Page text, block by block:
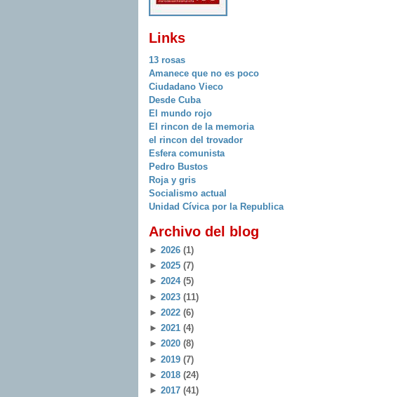
Links
13 rosas
Amanece que no es poco
Ciudadano Vieco
Desde Cuba
El mundo rojo
El rincon de la memoria
el rincon del trovador
Esfera comunista
Pedro Bustos
Roja y gris
Socialismo actual
Unidad Cívica por la Republica
Archivo del blog
► 2026 (1)
► 2025 (7)
► 2024 (5)
► 2023 (11)
► 2022 (6)
► 2021 (4)
► 2020 (8)
► 2019 (7)
► 2018 (24)
► 2017 (41)